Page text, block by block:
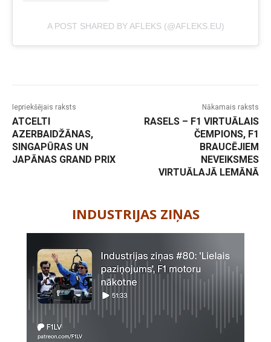
A POST SHARED BY AFLEKS (@AFLEKS.EU)
Iepriekšējais raksts
ATCELTI
AZERBAIDŽĀNAS,
SINGAPŪRAS UN
JAPĀNAS GRAND PRIX
Nākamais raksts
RASELS – F1 VIRTUĀLAIS
ČEMPIONS, F1
BRAUCĒJIEM
NEVEIKSMES
VIRTUĀLAJĀ LEMĀNĀ
INDUSTRIJAS ZIŅAS